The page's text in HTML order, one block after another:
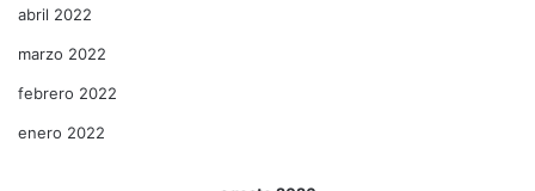
abril 2022
marzo 2022
febrero 2022
enero 2022